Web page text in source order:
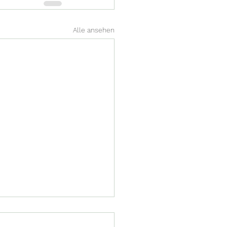
Alle ansehen
vom Vorstand